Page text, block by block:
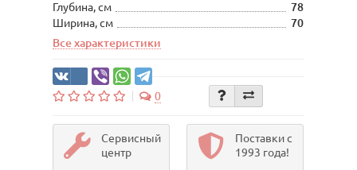
Глубина, см
78
Ширина, см
70
Все характеристики
0
Сервисный
центр
Поставки с
1993 года!